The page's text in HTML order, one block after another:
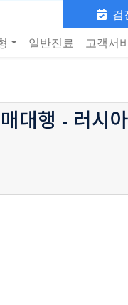
검
일반진료 고객서
대행 - 러시